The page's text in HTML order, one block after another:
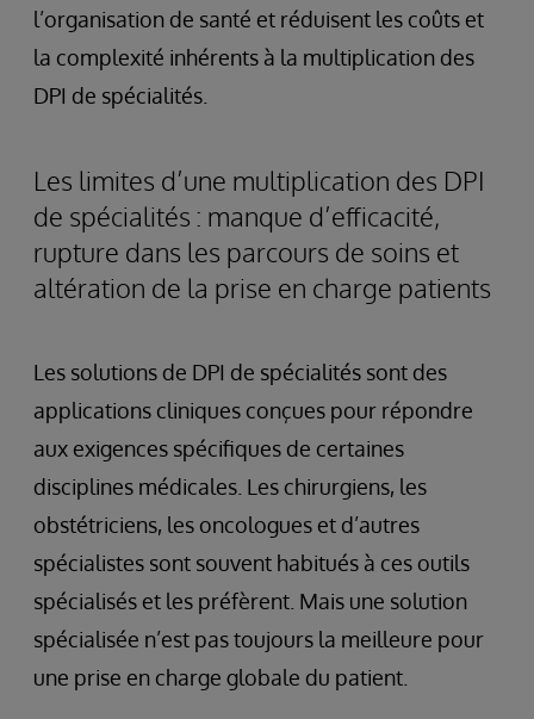
l’organisation de santé et réduisent les coûts et
la complexité inhérents à la multiplication des
DPI de spécialités.
Les limites d’une multiplication des DPI
de spécialités : manque d’efficacité,
rupture dans les parcours de soins et
altération de la prise en charge patients
Les solutions de DPI de spécialités sont des
applications cliniques conçues pour répondre
aux exigences spécifiques de certaines
disciplines médicales. Les chirurgiens, les
obstétriciens, les oncologues et d’autres
spécialistes sont souvent habitués à ces outils
spécialisés et les préfèrent. Mais une solution
spécialisée n’est pas toujours la meilleure pour
une prise en charge globale du patient.